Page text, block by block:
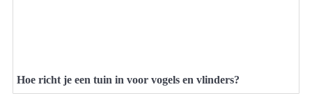
Hoe richt je een tuin in voor vogels en vlinders?